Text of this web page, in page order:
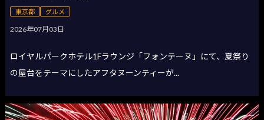
東京都 グルメ
2026年07月03日
ロイヤルパークホテル1Fラウンジ「フォンテーヌ」にて、夏祭り
の屋台をテーマにしたアフタヌーンティーが...